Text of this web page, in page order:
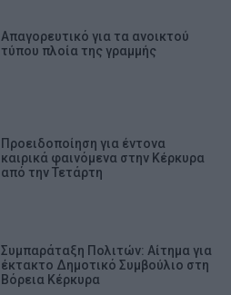
Απαγορευτικό για τα ανοικτού
τύπου πλοία της γραμμής
Προειδοποίηση για έντονα
καιρικά φαινόμενα στην Κέρκυρα
από την Τετάρτη
Συμπαράταξη Πολιτών: Αίτημα για
έκτακτο Δημοτικό Συμβούλιο στη
Βόρεια Κέρκυρα